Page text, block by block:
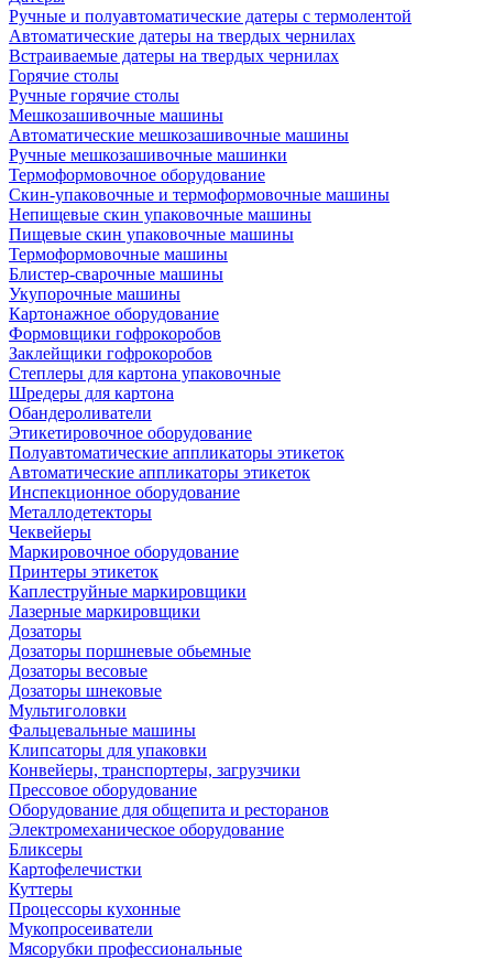
Ручные и полуавтоматические датеры с термолентой
Автоматические датеры на твердых чернилах
Встраиваемые датеры на твердых чернилах
Горячие столы
Ручные горячие столы
Мешкозашивочные машины
Автоматические мешкозашивочные машины
Ручные мешкозашивочные машинки
Термоформовочное оборудование
Скин-упаковочные и термоформовочные машины
Непищевые скин упаковочные машины
Пищевые скин упаковочные машины
Термоформовочные машины
Блистер-сварочные машины
Укупорочные машины
Картонажное оборудование
Формовщики гофрокоробов
Заклейщики гофрокоробов
Степлеры для картона упаковочные
Шредеры для картона
Обандероливатели
Этикетировочное оборудование
Полуавтоматические аппликаторы этикеток
Автоматические аппликаторы этикеток
Инспекционное оборудование
Металлодетекторы
Чеквейеры
Маркировочное оборудование
Принтеры этикеток
Каплеструйные маркировщики
Лазерные маркировщики
Дозаторы
Дозаторы поршневые обьемные
Дозаторы весовые
Дозаторы шнековые
Мультиголовки
Фальцевальные машины
Клипсаторы для упаковки
Конвейеры, транспортеры, загрузчики
Прессовое оборудование
Оборудование для общепита и ресторанов
Электромеханическое оборудование
Бликсеры
Картофелечистки
Куттеры
Процессоры кухонные
Мукопросеиватели
Мясорубки профессиональные